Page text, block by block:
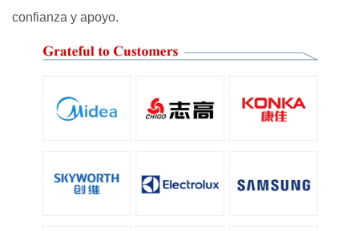
confianza y apoyo.